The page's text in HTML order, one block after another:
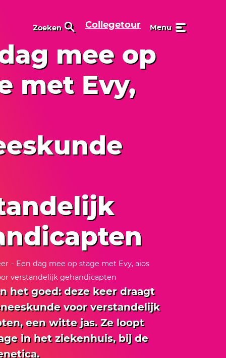
Zoeken Collegetour Menu
mee op
met Evy,
- Een dag mee op stage met Evy, aios
verstandelijk gehandicapten
het goed: deze keer draagt
voor verstandelijk
een witte jas. Ze loopt
in het ziekenhuis, bij de